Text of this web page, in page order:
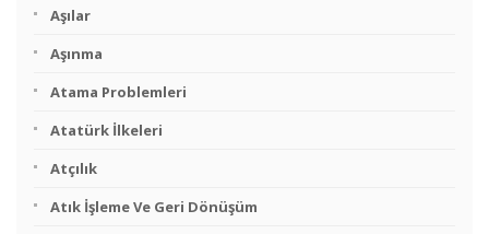
Aşılar
Aşınma
Atama Problemleri
Atatürk İlkeleri
Atçılık
Atık İşleme Ve Geri Dönüşüm